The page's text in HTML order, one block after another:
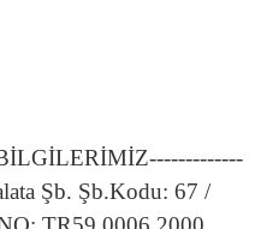
Şb. Şb.Kodu: 67 /